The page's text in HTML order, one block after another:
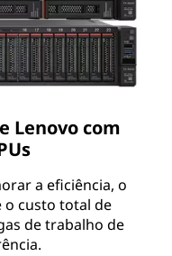
Lenovo com
a eficiência, o
o custo total de
de trabalho de